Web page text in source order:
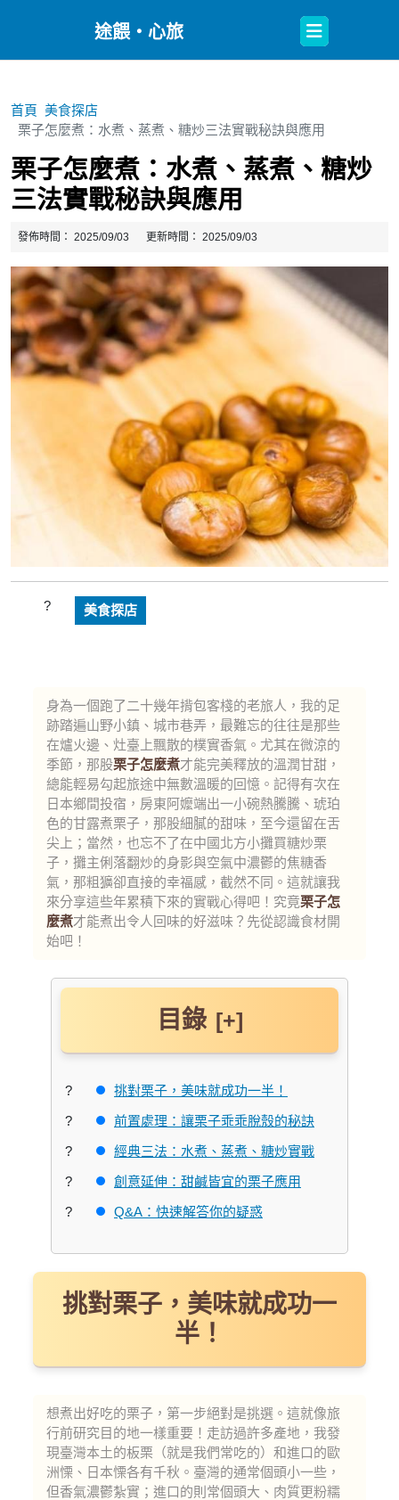
途餵・心旅
Open
Button
首頁 美食探店
栗子怎麼煮：水煮、蒸煮、糖炒三法實戰秘訣與應用
栗子怎麼煮：水煮、蒸煮、糖炒
三法實戰秘訣與應用
發佈時間： 2025/09/03 更新時間： 2025/09/03
美食探店
身為一個跑了二十幾年揹包客棧的老旅人，我的足
跡踏遍山野小鎮、城市巷弄，最難忘的往往是那些
在爐火邊、灶臺上飄散的樸實香氣。尤其在微涼的
季節，那股栗子怎麼煮才能完美釋放的溫潤甘甜，
總能輕易勾起旅途中無數溫暖的回憶。記得有次在
日本鄉間投宿，房東阿嬤端出一小碗熱騰騰、琥珀
色的甘露煮栗子，那股細膩的甜味，至今還留在舌
尖上；當然，也忘不了在中國北方小攤買糖炒栗
子，攤主俐落翻炒的身影與空氣中濃鬱的焦糖香
氣，那粗獷卻直接的幸福感，截然不同。這就讓我
來分享這些年累積下來的實戰心得吧！究竟栗子怎
麼煮才能煮出令人回味的好滋味？先從認識食材開
始吧！
目錄 [+]
挑對栗子，美味就成功一半！
前置處理：讓栗子乖乖脫殼的秘訣
經典三法：水煮、蒸煮、糖炒實戰
創意延伸：甜鹹皆宜的栗子應用
Q&A：快速解答你的疑惑
挑對栗子，美味就成功一
半！
想煮出好吃的栗子，第一步絕對是挑選。這就像旅
行前研究目的地一樣重要！走訪過許多產地，我發
現臺灣本土的板栗（就是我們常吃的）和進口的歐
洲慄、日本慄各有千秋。臺灣的通常個頭小一些，
但香氣濃鬱紮實；進口的則常個頭大、肉質更粉糯